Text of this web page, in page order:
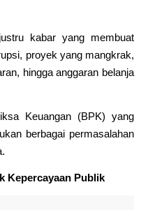
kabar yang membuat
proyek yang mangkrak,
hingga anggaran belanja
Keuangan (BPK) yang
berbagai permasalahan
Kepercayaan Publik